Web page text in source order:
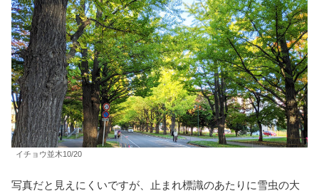
イチョウ並木10/20
写真だと見えにくいですが、止まれ標識のあたりに雪虫の大